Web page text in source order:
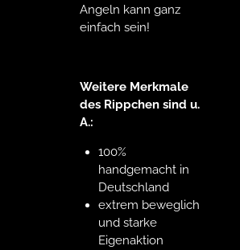
Angeln kann ganz
einfach sein!
Weitere Merkmale
des Rippchen sind u.
A.:
100%
handgemacht in
Deutschland
extrem beweglich
und starke
Eigenaktion